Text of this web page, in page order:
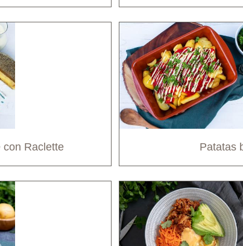
con Raclette Patatas